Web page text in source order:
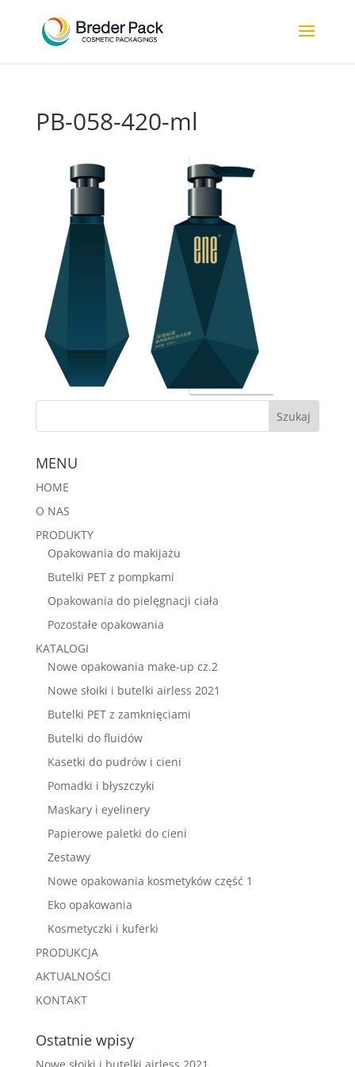
PB-058-420-ml
MENU
HOME
O NAS
PRODUKTY
Opakowania do makijażu
Butelki PET z pompkami
Opakowania do pielęgnacji ciała
Pozostałe opakowania
KATALOGI
Nowe opakowania make-up cz.2
Nowe słoiki i butelki airless 2021
Butelki PET z zamknięciami
Butelki do fluidów
Kasetki do pudrów i cieni
Pomadki i błyszczyki
Maskary i eyelinery
Papierowe paletki do cieni
Zestawy
Nowe opakowania kosmetyków część 1
Eko opakowania
Kosmetyczki i kuferki
PRODUKCJA
AKTUALNOŚCI
KONTAKT
Ostatnie wpisy